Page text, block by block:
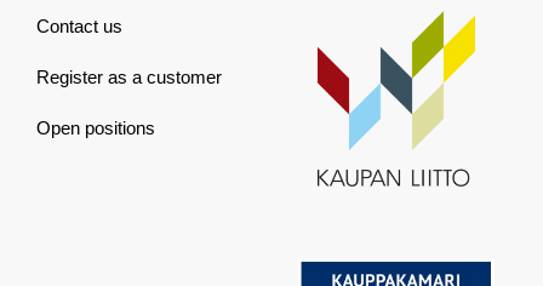
Contact us
Register as a customer
Open positions